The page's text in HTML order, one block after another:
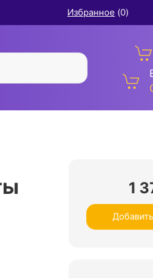
Избранное (0)
1